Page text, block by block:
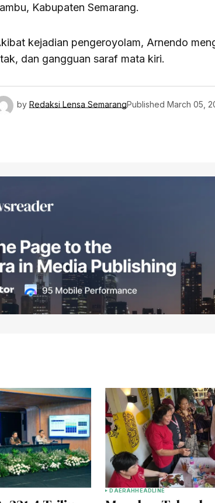
Kabupaten Semarang.
kejadian pengeroyolam, Arnendo
dan gangguan saraf mata kiri.
by Redaksi Lensa SemarangPublished March 05,
DAERAHHEADLINE